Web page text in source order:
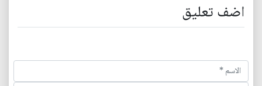
اضف تعليق